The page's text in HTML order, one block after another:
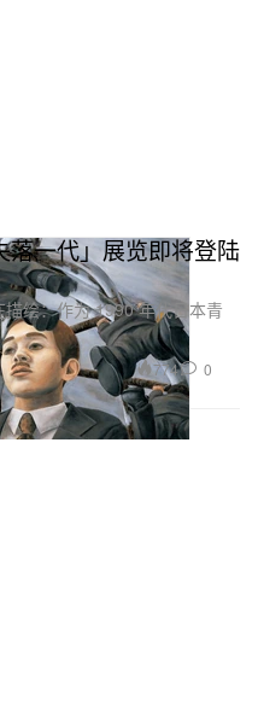
落一代」展览即将登陆
绘：作为 1990 年代日本青
774 0